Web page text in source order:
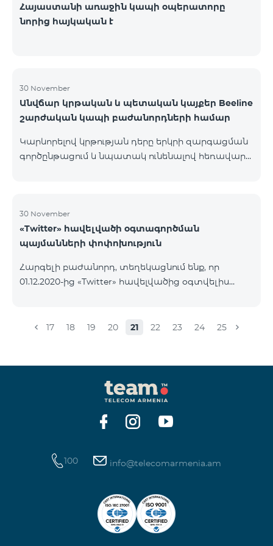
Հայաստանի առաջին կապի օպերատորը
նորից հայկական է
30 November
Անվճար կրթական և պետական կայքեր Beeline
շարժական կապի բաժանորդների համար
Կարևորելով կրթության դերը երկրի զարգացման
գործընթացում և նպատակ ունենալով հեռավար
անվճար կրթական և պետական հարթակների
ցանկը: Այսուհետ նշված կայքերի ինտերնետի
տարիֆիկացումը անվճար է` e-school Armenia`
https://lib.armedu.am/Էլեկտրոնային կրթական
նյութեր` http://esource.armedu.am/ Ուսուցողական
30 November
«Twitter» հավելվածի օգտագործման
պայմանների փոփոխություն
Հարգելի բաժանորդ, տեղեկացնում ենք, որ
01.12.2020-ից «Twitter» հավելվածից օգտվելիս
Ինտերնետ փաթեթ, ապա հավեվալծի
տարիֆիկացումը կիրականացվի համաձայն ձեր
սակագնային փաթեթի պայմանների։
17 18 19 20 21 22 23 24 25
100 info@telecomarmenia.am